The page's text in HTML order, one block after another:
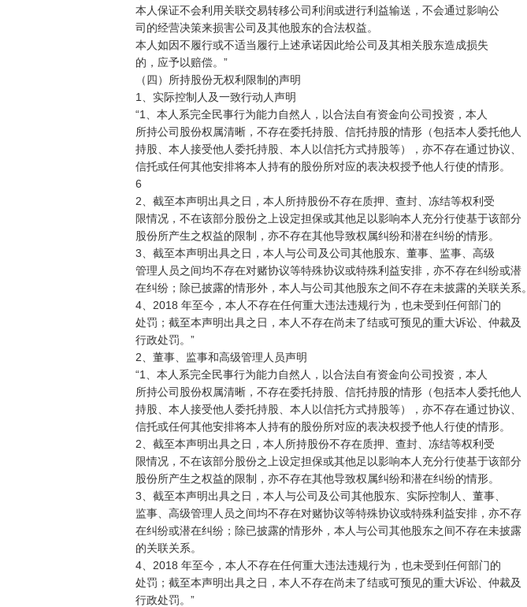
本人保证不会利用关联交易转移公司利润或进行利益输送，不会通过影响公
司的经营决策来损害公司及其他股东的合法权益。
本人如因不履行或不适当履行上述承诺因此给公司及其相关股东造成损失
的，应予以赔偿。”
（四）所持股份无权利限制的声明
1、实际控制人及一致行动人声明
“1、本人系完全民事行为能力自然人，以合法自有资金向公司投资，本人
所持公司股份权属清晰，不存在委托持股、信托持股的情形（包括本人委托他人
持股、本人接受他人委托持股、本人以信托方式持股等），亦不存在通过协议、
信托或任何其他安排将本人持有的股份所对应的表决权授予他人行使的情形。
6
2、截至本声明出具之日，本人所持股份不存在质押、查封、冻结等权利受
限情况，不在该部分股份之上设定担保或其他足以影响本人充分行使基于该部分
股份所产生之权益的限制，亦不存在其他导致权属纠纷和潜在纠纷的情形。
3、截至本声明出具之日，本人与公司及公司其他股东、董事、监事、高级
管理人员之间均不存在对赌协议等特殊协议或特殊利益安排，亦不存在纠纷或潜
在纠纷；除已披露的情形外，本人与公司其他股东之间不存在未披露的关联关系。
4、2018 年至今，本人不存在任何重大违法违规行为，也未受到任何部门的
处罚；截至本声明出具之日，本人不存在尚未了结或可预见的重大诉讼、仲裁及
行政处罚。”
2、董事、监事和高级管理人员声明
“1、本人系完全民事行为能力自然人，以合法自有资金向公司投资，本人
所持公司股份权属清晰，不存在委托持股、信托持股的情形（包括本人委托他人
持股、本人接受他人委托持股、本人以信托方式持股等），亦不存在通过协议、
信托或任何其他安排将本人持有的股份所对应的表决权授予他人行使的情形。
2、截至本声明出具之日，本人所持股份不存在质押、查封、冻结等权利受
限情况，不在该部分股份之上设定担保或其他足以影响本人充分行使基于该部分
股份所产生之权益的限制，亦不存在其他导致权属纠纷和潜在纠纷的情形。
3、截至本声明出具之日，本人与公司及公司其他股东、实际控制人、董事、
监事、高级管理人员之间均不存在对赌协议等特殊协议或特殊利益安排，亦不存
在纠纷或潜在纠纷；除已披露的情形外，本人与公司其他股东之间不存在未披露
的关联关系。
4、2018 年至今，本人不存在任何重大违法违规行为，也未受到任何部门的
处罚；截至本声明出具之日，本人不存在尚未了结或可预见的重大诉讼、仲裁及
行政处罚。”